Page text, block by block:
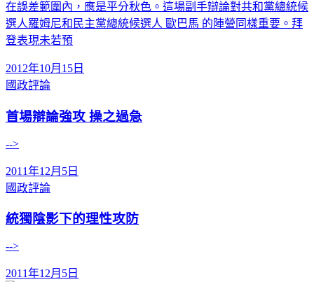
在誤差範圍內，應是平分秋色。這場副手辯論對共和黨總統候
選人羅姆尼和民主黨總統候選人 歐巴馬 的陣營同樣重要。拜
登表現未若預
2012年10月15日
國政評論
首場辯論強攻 操之過急
-->
2011年12月5日
國政評論
統獨陰影下的理性攻防
-->
2011年12月5日